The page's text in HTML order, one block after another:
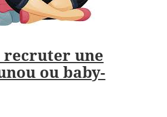
recruter une
ou baby-